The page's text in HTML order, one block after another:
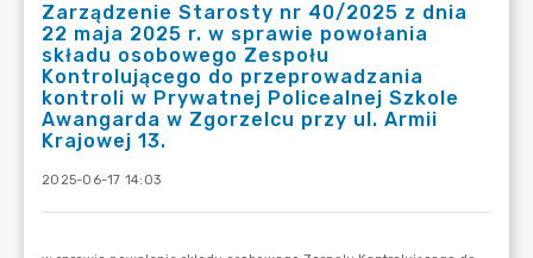
Zarządzenie Starosty nr 40/2025 z dnia
22 maja 2025 r. w sprawie powołania
składu osobowego Zespołu
Kontrolującego do przeprowadzania
kontroli w Prywatnej Policealnej Szkole
Awangarda w Zgorzelcu przy ul. Armii
Krajowej 13.
2025-06-17 14:03